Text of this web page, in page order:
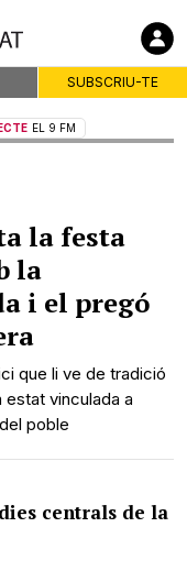
SUBSCRIU-TE
EL 9 FM
la festa
la
i el pregó
que li ve de tradició
estat vinculada a
poble
centrals de la